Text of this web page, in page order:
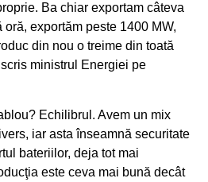
Ba chiar exportam câteva
exportăm peste 1400 MW,
din nou o treime din toată
ministrul Energiei pe
Echilibrul. Avem un mix
iar asta înseamnă securitate
bateriilor, deja tot mai
este ceva mai bună decât